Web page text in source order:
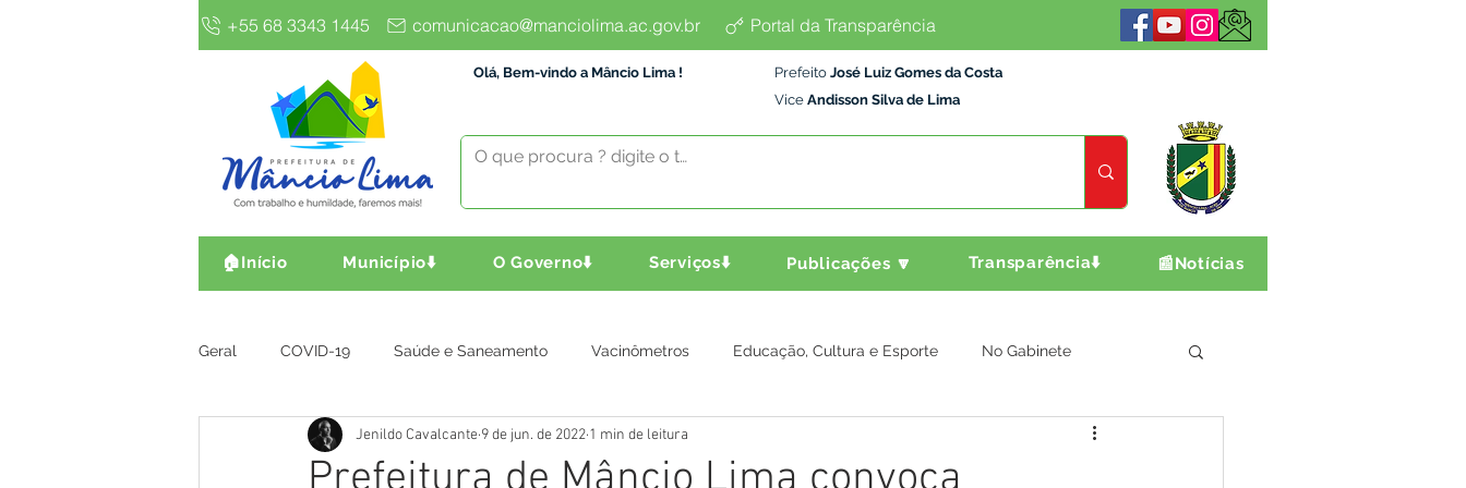
+55 68 3343 1445 comunicacao@manciolima.ac.gov.br Portal da Transparência
Olá, Bem-vindo a Mâncio Lima ! Prefeito José Luiz Gomes da Costa
Vice Andisson Silva de Lima
🏠Início Município⬇️ O Governo⬇️ Serviços⬇️ Publicações 🔽 Transparência⬇️ 📰Notícias
Geral COVID-19 Saúde e Saneamento Vacinômetros Educação, Cultura e Esporte No Gabinete
Gestão e Finanças Infra, Obra e Transporte Assistência Social Agricultura e Produção
Jenildo Cavalcante 9 de jun. de 2022 1 min de leitura